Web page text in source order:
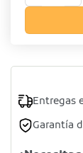
Entregas
Garantía